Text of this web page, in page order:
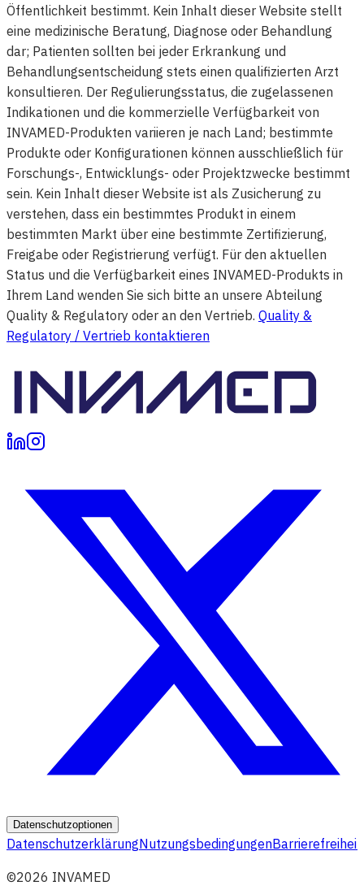
Öffentlichkeit bestimmt. Kein Inhalt dieser Website stellt
eine medizinische Beratung, Diagnose oder Behandlung
dar; Patienten sollten bei jeder Erkrankung und
Behandlungsentscheidung stets einen qualifizierten Arzt
konsultieren. Der Regulierungsstatus, die zugelassenen
Indikationen und die kommerzielle Verfügbarkeit von
INVAMED-Produkten variieren je nach Land; bestimmte
Produkte oder Konfigurationen können ausschließlich für
Forschungs-, Entwicklungs- oder Projektzwecke bestimmt
sein. Kein Inhalt dieser Website ist als Zusicherung zu
verstehen, dass ein bestimmtes Produkt in einem
bestimmten Markt über eine bestimmte Zertifizierung,
Freigabe oder Registrierung verfügt. Für den aktuellen
Status und die Verfügbarkeit eines INVAMED-Produkts in
Ihrem Land wenden Sie sich bitte an unsere Abteilung
Quality & Regulatory oder an den Vertrieb. Quality &
Regulatory / Vertrieb kontaktieren
Datenschutzoptionen
DatenschutzerklärungNutzungsbedingungenBarrierefreiheit
©2026 INVAMED